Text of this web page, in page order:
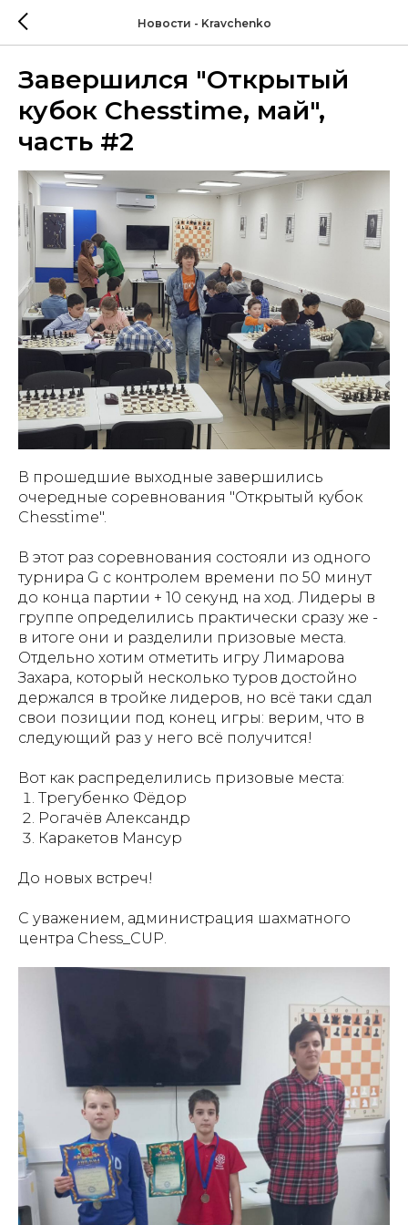
Новости - Kravchenko
Завершился "Открытый
кубок Chesstime, май",
часть #2
В прошедшие выходные завершились
очередные соревнования "Открытый кубок
Chesstime".
В этот раз соревнования состояли из одного
турнира G с контролем времени по 50 минут
до конца партии + 10 секунд на ход. Лидеры в
группе определились практически сразу же -
в итоге они и разделили призовые места.
Отдельно хотим отметить игру Лимарова
Захара, который несколько туров достойно
держался в тройке лидеров, но всё таки сдал
свои позиции под конец игры: верим, что в
следующий раз у него всё получится!
Вот как распределились призовые места:
Трегубенко Фёдор
Рогачёв Александр
Каракетов Мансур
До новых встреч!
С уважением, администрация шахматного
центра Chess_CUP.